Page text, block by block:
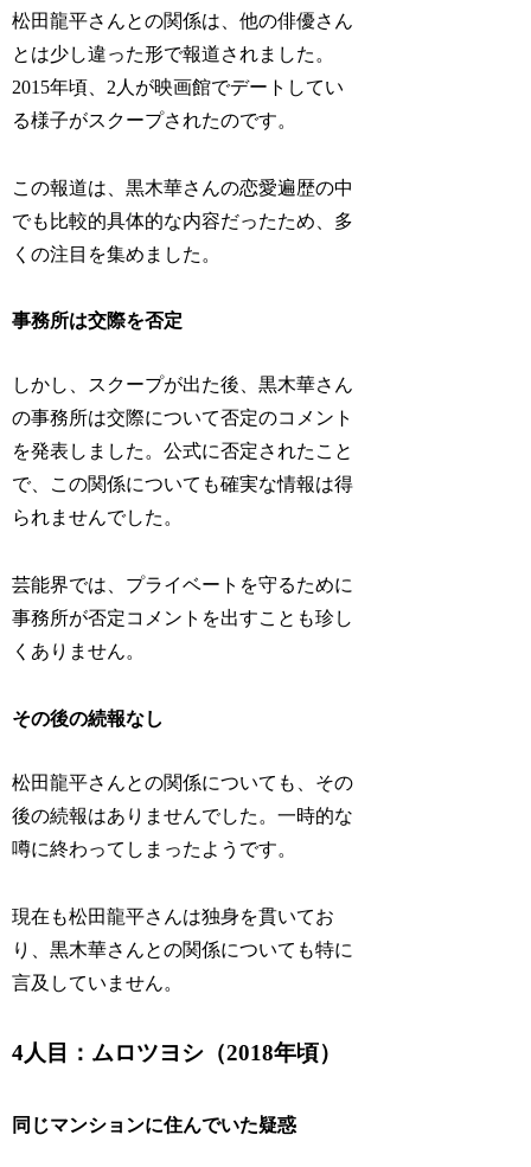
松田龍平さんとの関係は、他の俳優さん
とは少し違った形で報道されました。
2015年頃、2人が映画館でデートしてい
る様子がスクープされたのです。
この報道は、黒木華さんの恋愛遍歴の中
でも比較的具体的な内容だったため、多
くの注目を集めました。
事務所は交際を否定
しかし、スクープが出た後、黒木華さん
の事務所は交際について否定のコメント
を発表しました。公式に否定されたこと
で、この関係についても確実な情報は得
られませんでした。
芸能界では、プライベートを守るために
事務所が否定コメントを出すことも珍し
くありません。
その後の続報なし
松田龍平さんとの関係についても、その
後の続報はありませんでした。一時的な
噂に終わってしまったようです。
現在も松田龍平さんは独身を貫いてお
り、黒木華さんとの関係についても特に
言及していません。
4人目：ムロツヨシ（2018年頃）
同じマンションに住んでいた疑惑